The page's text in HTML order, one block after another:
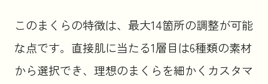
このまくらの特徴は、最大14箇所の調整が可能
な点です。直接肌に当たる1層目は6種類の素材
から選択でき、理想のまくらを細かくカスタマ